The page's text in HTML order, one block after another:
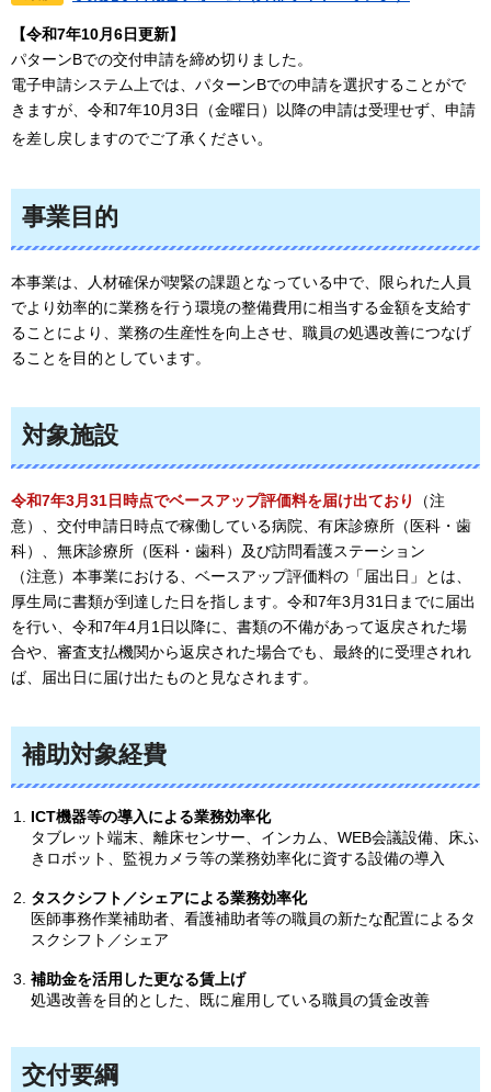
【令和7年10月6日更新】
パターンBでの交付申請を締め切りました。
電子申請システム上では、パターンBでの申請を選択することがで
きますが、令和7年10月3日（金曜日）以降の申請は受理せず、申請
を差し戻しますのでご了承ください。
事業目的
本事業は、人材確保が喫緊の課題となっている中で、限られた人員
でより効率的に業務を行う環境の整備費用に相当する金額を支給す
ることにより、業務の生産性を向上させ、職員の処遇改善につなげ
ることを目的としています。
対象施設
令和7年3月31日時点でベースアップ評価料を届け出ており
（注
意）、交付申請日時点で稼働している病院、有床診療所（医科・歯
科）、無床診療所（医科・歯科）及び訪問看護ステーション
（注意）本事業における、ベースアップ評価料の「届出日」とは、
厚生局に書類が到達した日を指します。令和7年3月31日までに届出
を行い、令和7年4月1日以降に、書類の不備があって返戻された場
合や、審査支払機関から返戻された場合でも、最終的に受理されれ
ば、届出日に届け出たものと見なされます。
補助対象経費
ICT機器等の導入による業務効率化
タブレット端末、離床センサー、インカム、WEB会議設備、床ふ
きロボット、監視カメラ等の業務効率化に資する設備の導入
タスクシフト／シェアによる業務効率化
医師事務作業補助者、看護補助者等の職員の新たな配置によるタ
スクシフト／シェア
補助金を活用した更なる賃上げ
処遇改善を目的とした、既に雇用している職員の賃金改善
交付要綱